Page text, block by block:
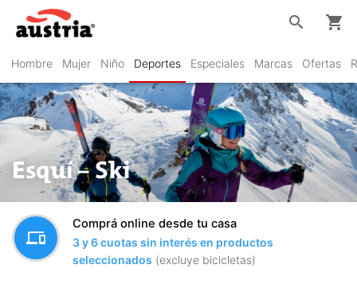
Hombre Mujer Niño Deportes Especiales Marcas Ofertas
search shopping_cart
Esquí – Ski
devices
Comprá online desde tu casa
3 y 6 cuotas sin interés en productos
seleccionados (excluye bicicletas)